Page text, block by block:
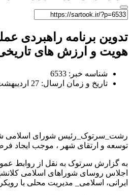
تدوین برنامه راهبردی
هویت و ارزش های
شناسه خبر: 6533
تاریخ و زمان ارسال: 27 اردیبهشت 1403 ساعت 17:31
رشت_سرتوک_رئیس شورای اسلامی
توسعه و ارتقای شهر ، موجب ایجاد
به گزارش سرتوک به نقل از روابط
اجلاس روسای شوراهای اسلامی
ایرانی، اسلامی_ مدیریت محلی با